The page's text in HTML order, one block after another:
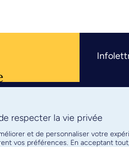
respecter la vie privée
et de personnaliser votre
vos préférences. En acceptant